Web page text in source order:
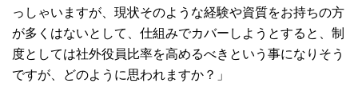
っしゃいますが、現状そのような経験や資質をお持ちの方
が多くはないとして、仕組みでカバーしようとすると、制
度としては社外役員比率を高めるべきという事になりそう
ですが、どのように思われますか？」